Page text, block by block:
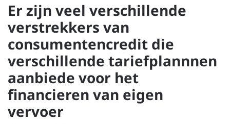
Er zijn veel verschillende
verstrekkers van
consumentencredit die
verschillende tariefplannnen
aanbiede voor het
financieren van eigen
vervoer